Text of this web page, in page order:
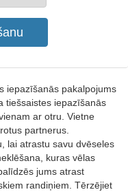
iepazīšanās pakalpojums
tiešsaistes iepazīšanās
ar otru. Vietne
partnerus.
lai atrastu savu dvēseles
kuras vēlas
jums atrast
randiņiem. Tērzējiet